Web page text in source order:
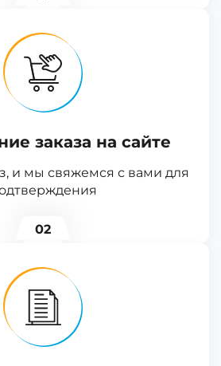
заказа на сайте
и мы свяжемся с вами для
02